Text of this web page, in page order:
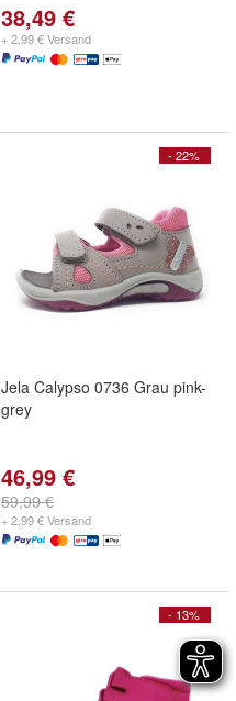
38,49 €
+ 2,99 € Versand
- 22%
Jela Calypso 0736 Grau pink-
grey
46,99 €
59,99 €
+ 2,99 € Versand
- 13%